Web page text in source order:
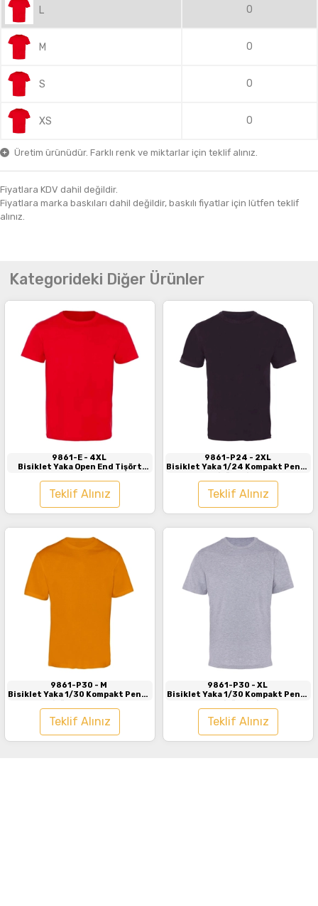
L 0
M 0
S 0
XS 0
Üretim ürünüdür. Farklı renk ve miktarlar için teklif alınız.
Fiyatlara KDV dahil değildir.
Fiyatlara marka baskıları dahil değildir, baskılı fiyatlar için lütfen teklif
alınız.
Kategorideki Diğer Ürünler
9861-E - 4XL
Bisiklet Yaka Open End Tişört
Teklif Alınız
9861-P24 - 2XL
Bisiklet Yaka 1/24 Kompakt Penye
Teklif Alınız
9861-P30 - M
Bisiklet Yaka 1/30 Kompakt Penye
Tişört Turuncu
Teklif Alınız
9861-P30 - XL
Bisiklet Yaka 1/30 Kompakt Penye
Tişört Gri
Teklif Alınız